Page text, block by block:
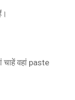
वहां paste